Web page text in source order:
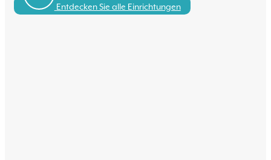
Entdecken Sie alle Einrichtungen